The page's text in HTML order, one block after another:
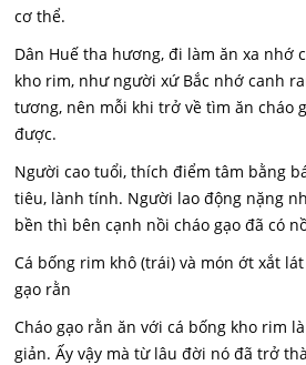
cơ thể.
Dân Huế tha hương, đi làm ăn xa nhớ
kho rim, như người xứ Bắc nhớ canh
tương, nên mỗi khi trở về tìm ăn cháo
được.
Người cao tuổi, thích điểm tâm bằng
tiêu, lành tính. Người lao động nặng
bền thì bên cạnh nồi cháo gạo đã có
Cá bống rim khô (trái) và món ớt xắt
gạo rằn
Cháo gạo rằn ăn với cá bống kho rim
giản. Ấy vậy mà từ lâu đời nó đã trở